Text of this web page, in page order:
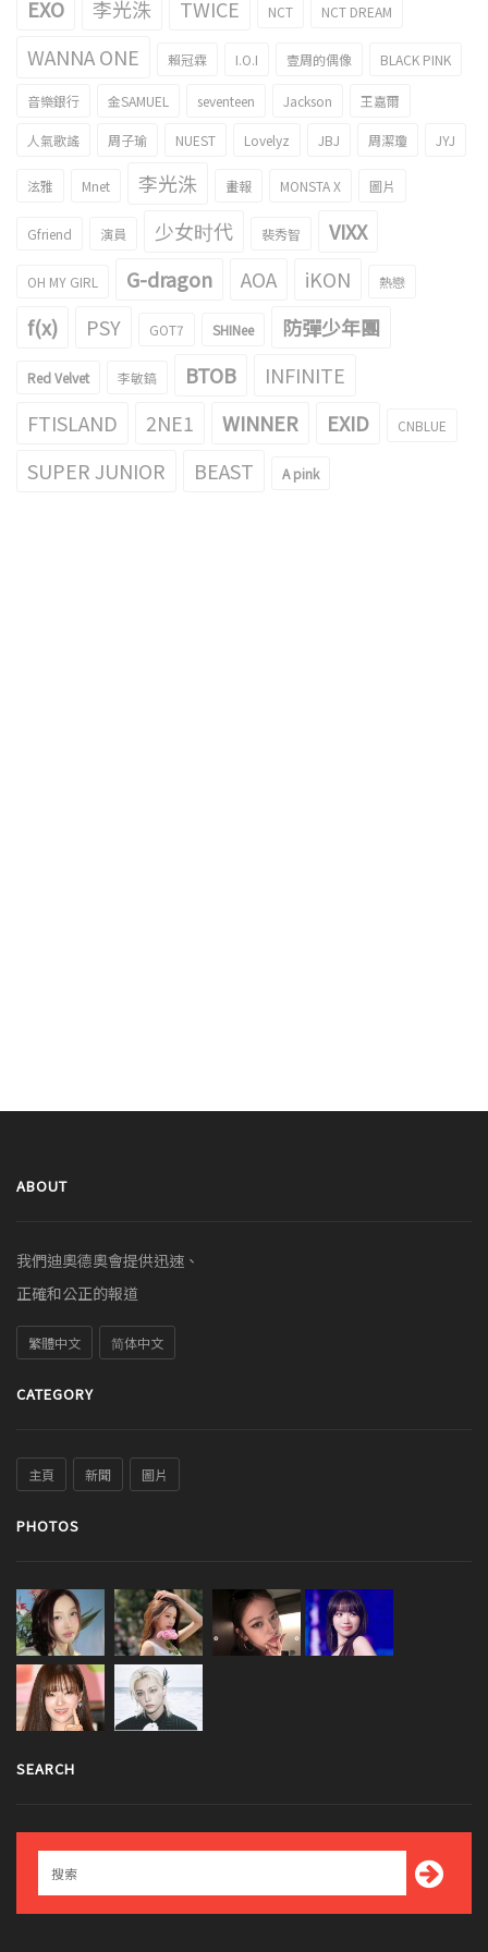
EXO 李光洙 TWICE NCT NCT DREAM
WANNA ONE 賴冠霖 I.O.I 壹周的偶像 BLACK PINK
音樂銀行 金SAMUEL seventeen Jackson 王嘉爾
人氣歌謠 周子瑜 NUEST Lovelyz JBJ 周潔瓊 JYJ
泫雅 Mnet 李光洙 畫報 MONSTA X 圖片
Gfriend 演員 少女时代 裴秀智 VIXX
OH MY GIRL G-dragon AOA iKON 熱戀
f(x) PSY GOT7 SHINee 防彈少年團
Red Velvet 李敏鎬 BTOB
INFINITE
FTISLAND
2NE1 WINNER EXID CNBLUE
SUPER JUNIOR BEAST A pink
ABOUT
我們迪奧德奧會提供迅速、
正確和公正的報道
繁體中文 简体中文
CATEGORY
主頁 新聞 圖片
PHOTOS
SEARCH